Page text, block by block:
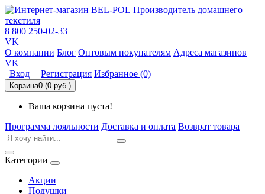
Производитель домашнего
текстиля
8 800 250-02-33
VK
О компании Блог Оптовым покупателям Адреса магазинов
VK
Вход | Регистрация Избранное (0)
Корзина0 (0 руб.)
Ваша корзина пуста!
Программа лояльности Доставка и оплата Возврат товара
Категории
Акции
Подушки